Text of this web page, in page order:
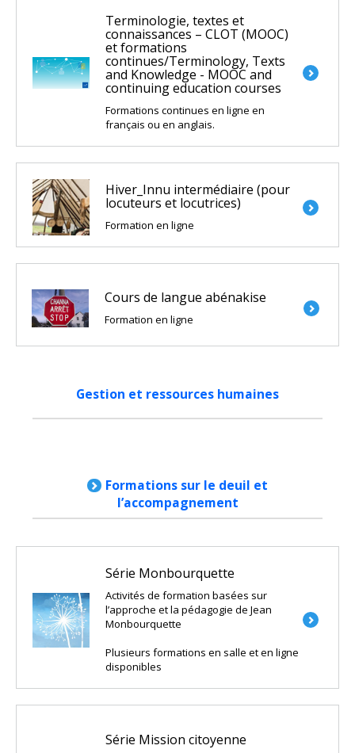
Terminologie, textes et
connaissances – CLOT (MOOC)
et formations
continues/Terminology, Texts
and Knowledge - MOOC and
continuing education courses
Formations continues en ligne en
français ou en anglais.
Hiver_Innu intermédiaire (pour
locuteurs et locutrices)
Formation en ligne
Cours de langue abénakise
Formation en ligne
Gestion et ressources humaines
Formations sur le deuil et
l’accompagnement
Série Monbourquette
Activités de formation basées sur
l’approche et la pédagogie de Jean
Monbourquette
Plusieurs formations en salle et en ligne
disponibles
Série Mission citoyenne